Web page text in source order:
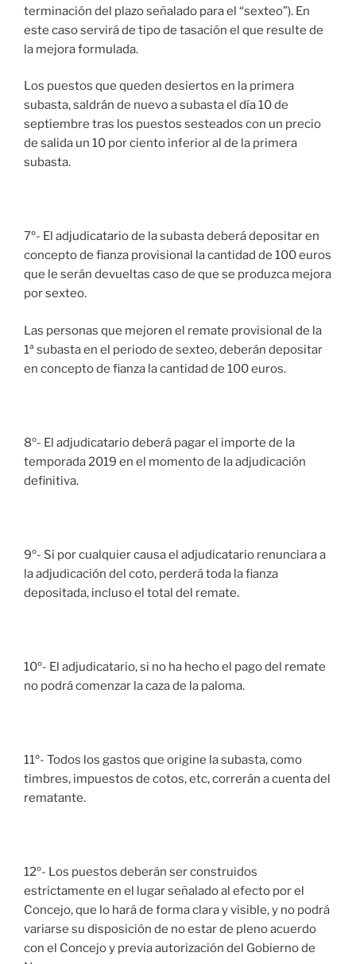
terminación del plazo señalado para el “sexteo”). En
este caso servirá de tipo de tasación el que resulte de
la mejora formulada.
Los puestos que queden desiertos en la primera
subasta, saldrán de nuevo a subasta el día 10 de
septiembre tras los puestos sesteados con un precio
de salida un 10 por ciento inferior al de la primera
subasta.
7º- El adjudicatario de la subasta deberá depositar en
concepto de fianza provisional la cantidad de 100 euros
que le serán devueltas caso de que se produzca mejora
por sexteo.
Las personas que mejoren el remate provisional de la
1ª subasta en el periodo de sexteo, deberán depositar
en concepto de fianza la cantidad de 100 euros.
8º- El adjudicatario deberá pagar el importe de la
temporada 2019 en el momento de la adjudicación
definitiva.
9º- Si por cualquier causa el adjudicatario renunciara a
la adjudicación del coto, perderá toda la fianza
depositada, incluso el total del remate.
10º- El adjudicatario, si no ha hecho el pago del remate
no podrá comenzar la caza de la paloma.
11º- Todos los gastos que origine la subasta, como
timbres, impuestos de cotos, etc, correrán a cuenta del
rematante.
12º- Los puestos deberán ser construidos
estrictamente en el lugar señalado al efecto por el
Concejo, que lo hará de forma clara y visible, y no podrá
variarse su disposición de no estar de pleno acuerdo
con el Concejo y previa autorización del Gobierno de